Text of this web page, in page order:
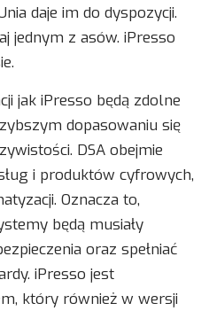
daje im do dyspozycji.
jednym z asów. iPresso
jak iPresso będą zdolne
dopasowaniu się
DSA obejmie
i produktów cyfrowych,
Oznacza to,
będą musiały
oraz spełniać
iPresso jest
który również w wersji